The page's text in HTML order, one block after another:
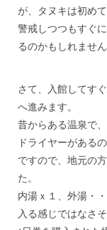
が、タヌキは初め
警戒しつつもすぐ
るのかもしれません
さて、入館してす
へ進みます。
昔からある温泉で
ドライヤーがある
ですので、地元の
た。
内湯ｘ１、外湯・
入る感じではなさそ